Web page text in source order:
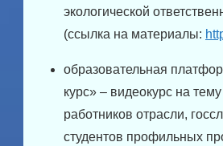
экологической
(ссылка на материалы:
образовательная
курс» – видеокурс на
работников отрасли,
студентов профильных